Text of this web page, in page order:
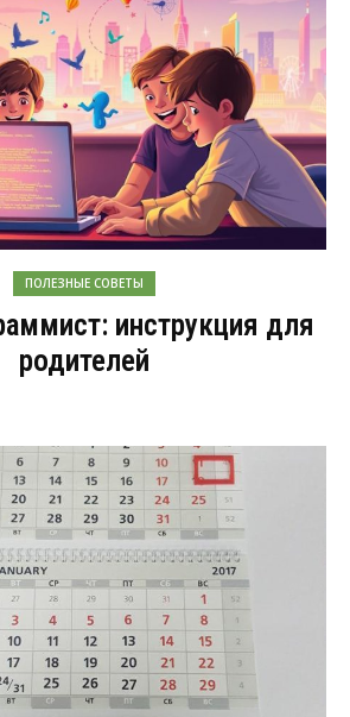
ПОЛЕЗНЫЕ СОВЕТЫ
инструкция для
родителей